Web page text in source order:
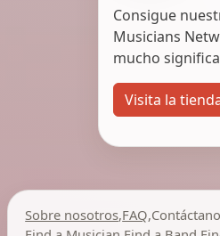
Consigue
Musicians
mucho
Visita la
Sobre nosotros,FAQ,